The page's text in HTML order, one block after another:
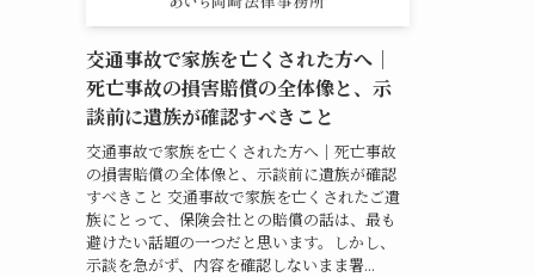
交通事故で家族を亡くされた方へ｜
死亡事故の損害賠償の全体像と、示
談前に遺族が確認すべきこと
交通事故で家族を亡くされた方へ｜死亡事故
の損害賠償の全体像と、示談前に遺族が確認
すべきこと 交通事故で家族を亡くされたご遺
族にとって、保険会社との賠償の話は、最も
避けたい話題の一つだと思います。しかし、
示談を急がず、内容を確認しないまま署...